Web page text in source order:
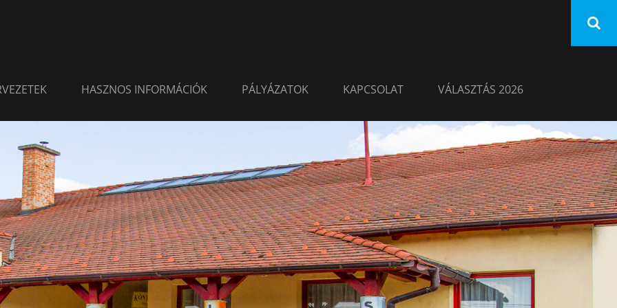
HASZNOS INFORMÁCIÓK PÁLYÁZATOK KAPCSOLAT VÁLASZTÁS 2026